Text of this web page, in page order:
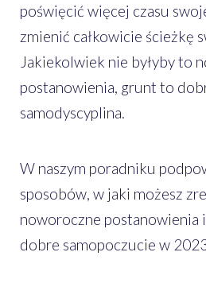
poświęcić więcej czasu
zmienić całkowicie ścieżkę
Jakiekolwiek nie byłyby to
postanowienia, grunt to
samodyscyplina.
W naszym poradniku
sposobów, w jaki możesz
noworoczne postanowienia
dobre samopoczucie w